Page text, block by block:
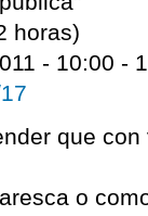
horas)
- 10:00 -
que
o